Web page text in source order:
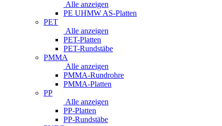
Alle anzeigen
PE UHMW AS-Platten
PET
Alle anzeigen
PET-Platten
PET-Rundstäbe
PMMA
Alle anzeigen
PMMA-Rundrohre
PMMA-Platten
PP
Alle anzeigen
PP-Platten
PP-Rundstäbe